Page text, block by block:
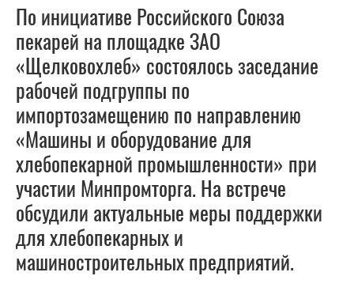
По инициативе Российского Союза
пекарей на площадке ЗАО
«Щелковохлеб» состоялось заседание
рабочей подгруппы по
импортозамещению по направлению
«Машины и оборудование для
хлебопекарной промышленности» при
участии Минпромторга. На встрече
обсудили актуальные меры поддержки
для хлебопекарных и
машиностроительных предприятий.